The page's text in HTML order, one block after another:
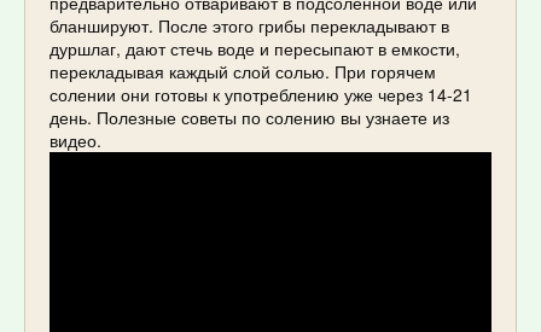
бланшируют. После этого грибы перекладывают в
дуршлаг, дают стечь воде и пересыпают в емкости,
перекладывая каждый слой солью. При горячем
солении они готовы к употреблению уже через 14-21
день. Полезные советы по солению вы узнаете из
видео.